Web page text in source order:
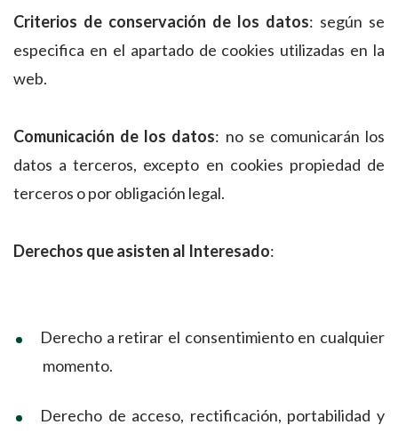
Criterios de conservación de los datos: según se
especifica en el apartado de cookies utilizadas en la
web.
Comunicación de los datos: no se comunicarán los
datos a terceros, excepto en cookies propiedad de
terceros o por obligación legal.
Derechos que asisten al Interesado:
Derecho a retirar el consentimiento en cualquier
momento.
Derecho de acceso, rectificación, portabilidad y